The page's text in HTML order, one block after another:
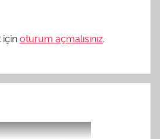
için oturum açmalısınız.